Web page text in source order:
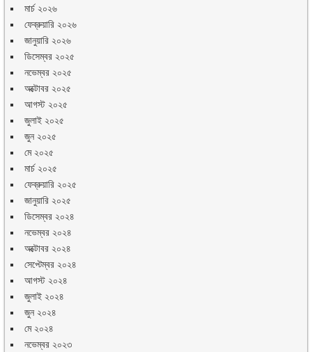
মার্চ ২০২৬
ফেব্রুয়ারি ২০২৬
জানুয়ারি ২০২৬
ডিসেম্বর ২০২৫
নভেম্বর ২০২৫
অক্টোবর ২০২৫
আগস্ট ২০২৫
জুলাই ২০২৫
জুন ২০২৫
মে ২০২৫
মার্চ ২০২৫
ফেব্রুয়ারি ২০২৫
জানুয়ারি ২০২৫
ডিসেম্বর ২০২৪
নভেম্বর ২০২৪
অক্টোবর ২০২৪
সেপ্টেম্বর ২০২৪
আগস্ট ২০২৪
জুলাই ২০২৪
জুন ২০২৪
মে ২০২৪
নভেম্বর ২০২৩